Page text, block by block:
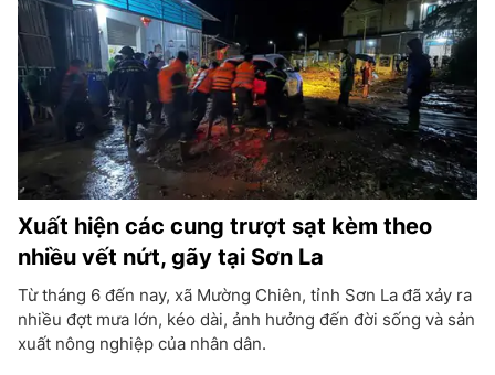
Xuất hiện các cung trượt sạt kèm theo
nhiều vết nứt, gãy tại Sơn La
Từ tháng 6 đến nay, xã Mường Chiên, tỉnh Sơn La đã xảy ra
nhiều đợt mưa lớn, kéo dài, ảnh hưởng đến đời sống và sản
xuất nông nghiệp của nhân dân.